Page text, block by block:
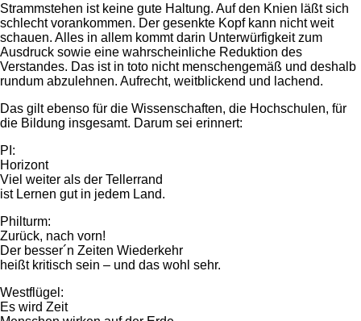
Strammstehen ist keine gute Haltung. Auf den Knien läßt sich
schlecht vorankommen. Der gesenkte Kopf kann nicht weit
schauen. Alles in allem kommt darin Unterwürfigkeit zum
Ausdruck sowie eine wahrscheinliche Reduktion des
Verstandes. Das ist in toto nicht menschengemäß und deshalb
rundum abzulehnen. Aufrecht, weitblickend und lachend.
Das gilt ebenso für die Wissenschaften, die Hochschulen, für
die Bildung insgesamt. Darum sei erinnert:
PI:
Horizont
Viel weiter als der Tellerrand
ist Lernen gut in jedem Land.
Philturm:
Zurück, nach vorn!
Der besser´n Zeiten Wiederkehr
heißt kritisch sein – und das wohl sehr.
Westflügel:
Es wird Zeit